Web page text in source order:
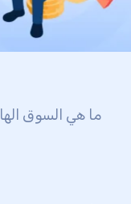
ما هي السوق